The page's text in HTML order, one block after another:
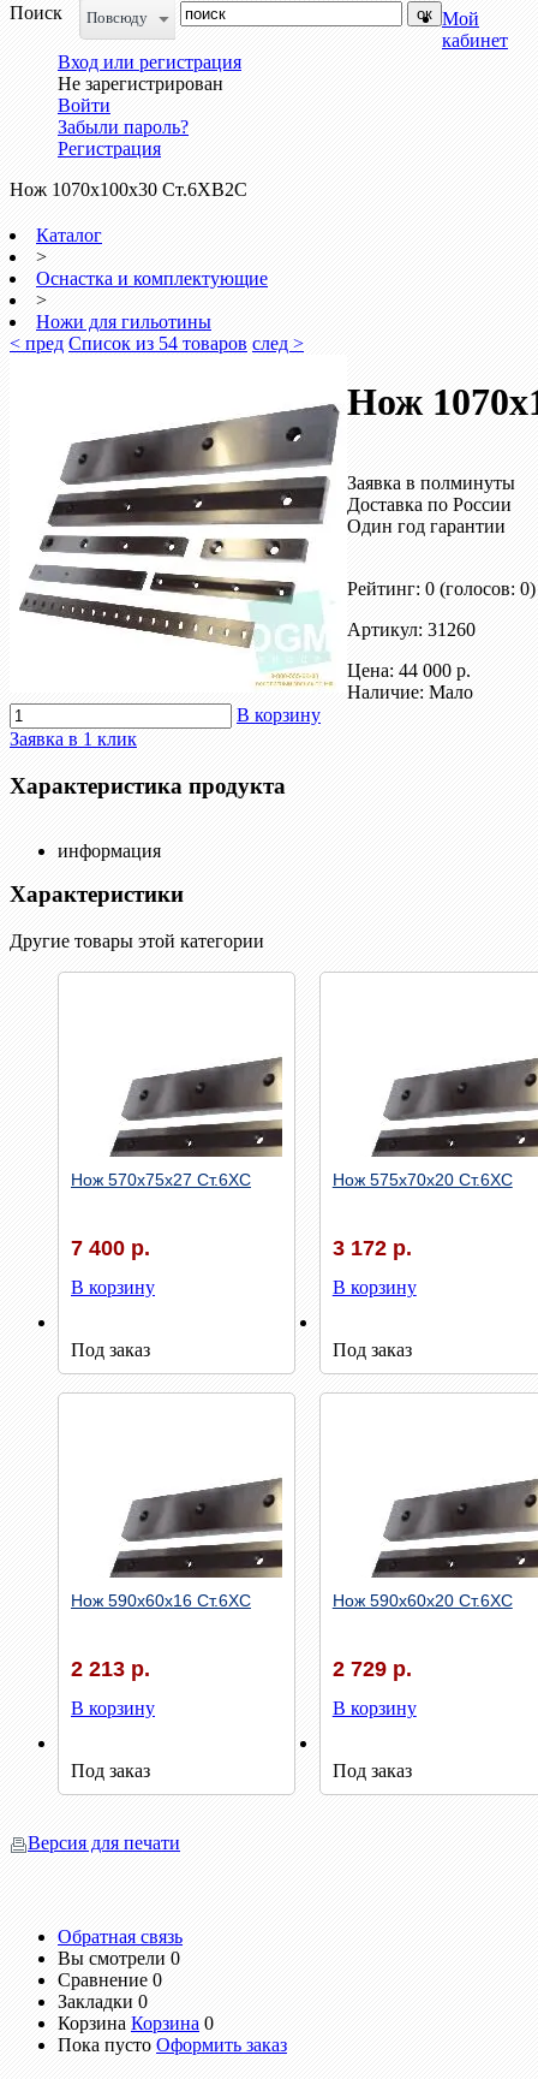
Поиск
Повсюду
Мой
кабинет
Вход или регистрация
Не зарегистрирован
Войти
Забыли пароль?
Регистрация
Нож 1070х100х30 Ст.6ХВ2С
Каталог
>
Оснастка и комплектующие
>
Ножи для гильотины
< пред Список из 54 товаров след >
Нож
Заявка в полминуты
Доставка по России
Один год гарантии
Рейтинг: 0 (голосов: 0)
Артикул: 31260
Цена: 44 000 р.
Наличие: Мало
В корзину
Заявка в 1 клик
Характеристика продукта
информация
Характеристики
Другие товары этой категории
Быстрый просмотр
Нож 570х75х27 Ст.6ХС
7 400 р.
В корзину
Под заказ Быстрый просмотр
Нож 575х70х20 Ст.6ХС
3 172 р.
В корзину
Под заказ
Быстрый просмотр
Нож 590х60х16 Ст.6ХС
2 213 р.
В корзину
Под заказ Быстрый просмотр
Нож 590х60х20 Ст.6ХС
2 729 р.
В корзину
Под заказ
Версия для печати
Обратная связь
Вы смотрели 0
Сравнение 0
Закладки 0
Корзина Корзина 0
Пока пусто Оформить заказ